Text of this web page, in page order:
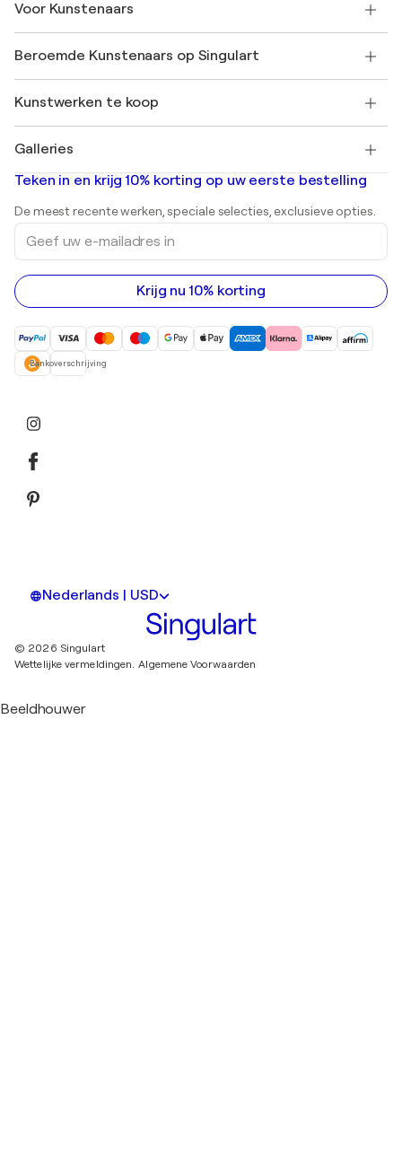
SINGULART Cadeaubon
Neem deel aan ons handelsprogramma
Mijn Account
+31 20 241 4758
Veelgestelde Vragen
Singulart Magazine
Werken bij SINGULART
Ontdek gecureerde originele kunst
Voor Kunstenaars
Inloggen als Artiest
Beroemde Kunstenaars op Singulart
Marc Chagall
Banksy
Mr. Brainwash
Shepard Fairey
Kunstwerken te koop
Abstracte schilderijen te koop
Landschapsschilderijen
Beelden
Acrylverfschilderijen
Galleries
Kunstgaleries in Nederland
Teken in en krijg 10% korting op uw eerste bestelling
De meest recente werken, speciale selecties, exclusieve opties.
Geef
uw
e-
mailadres
in
Krijg nu 10% korting
Bankoverschrijving
Nederlands | USD
© 2026 Singulart
Wettelijke vermeldingen. Algemene Voorwaarden
Beeldhouwer